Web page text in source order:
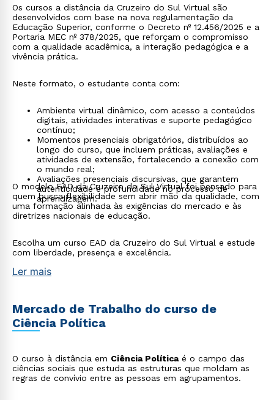
Os cursos a distância da Cruzeiro do Sul Virtual são
desenvolvidos com base na nova regulamentação da
Educação Superior, conforme o Decreto nº 12.456/2025 e a
Portaria MEC nº 378/2025, que reforçam o compromisso
com a qualidade acadêmica, a interação pedagógica e a
vivência prática.
Neste formato, o estudante conta com:
Ambiente virtual dinâmico, com acesso a conteúdos
digitais, atividades interativas e suporte pedagógico
contínuo;
Momentos presenciais obrigatórios, distribuídos ao
longo do curso, que incluem práticas, avaliações e
atividades de extensão, fortalecendo a conexão com
o mundo real;
Avaliações presenciais discursivas, que garantem
autenticidade e profundidade no processo de
aprendizagem.
O modelo EAD da Cruzeiro do Sul Virtual foi pensado para
quem busca flexibilidade sem abrir mão da qualidade, com
uma formação alinhada às exigências do mercado e às
diretrizes nacionais de educação.
Escolha um curso EAD da Cruzeiro do Sul Virtual e estude
com liberdade, presença e excelência.
Ler mais
Mercado de Trabalho do curso de
Ciência Política
O curso à distância em Ciência Políticaé o campo das
ciências sociais que estuda as estruturas que moldam as
regras de convívio entre as pessoas em agrupamentos.